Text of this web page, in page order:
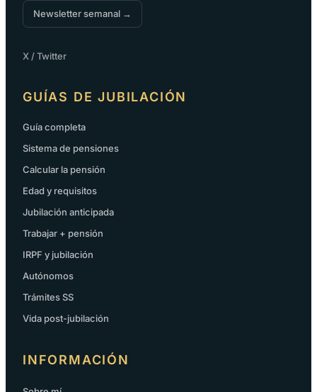
Newsletter semanal →
X / Twitter
GUÍAS DE JUBILACIÓN
Guía completa
Sistema de pensiones
Calcular la pensión
Edad y requisitos
Jubilación anticipada
Trabajar + pensión
IRPF y jubilación
Autónomos
Trámites SS
Vida post-jubilación
INFORMACIÓN